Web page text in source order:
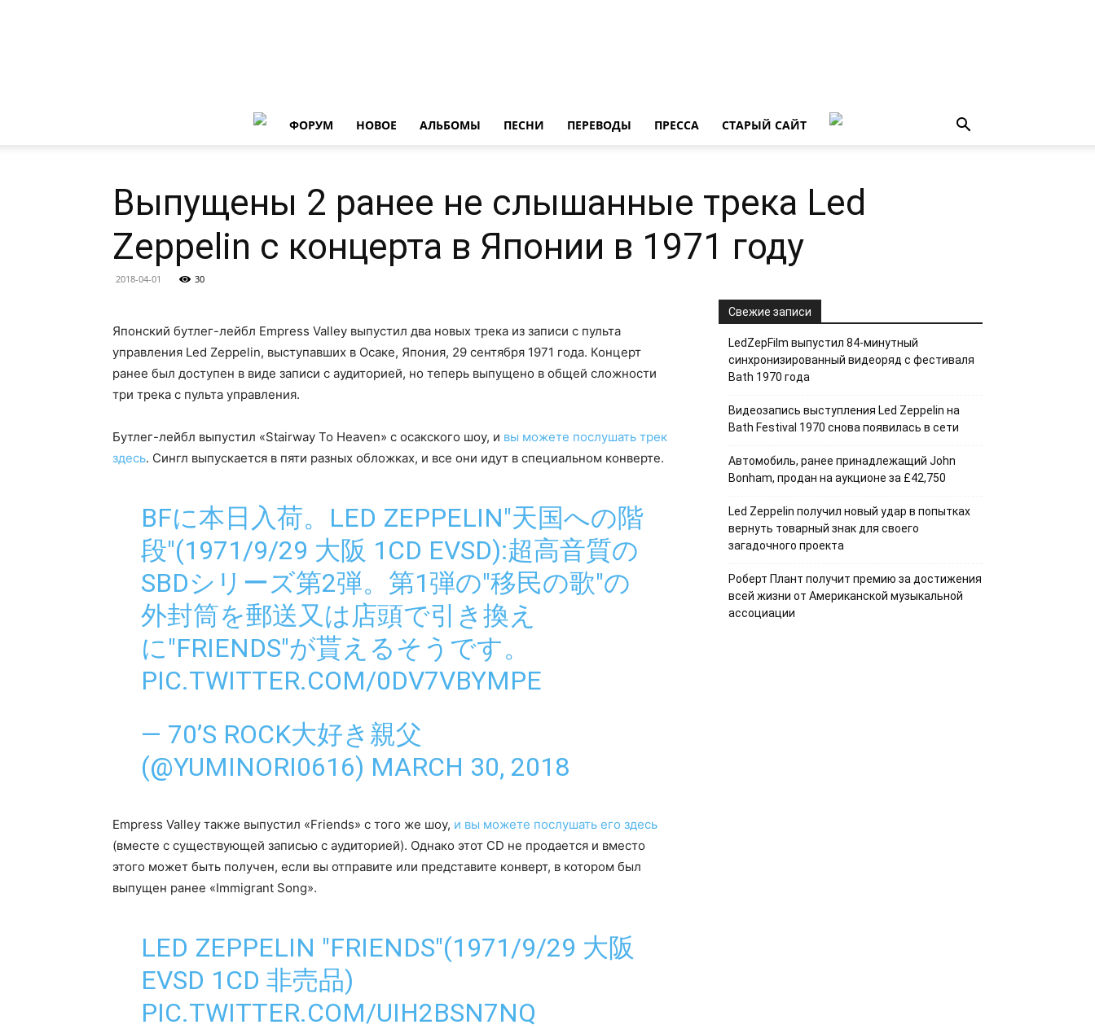
ФОРУМ НОВОE АЛЬБОМЫ ПЕСНИ ПЕРЕВОДЫ ПРЕССА СТАРЫЙ САЙТ
Выпущены 2 ранее не слышанные трека Led
Zeppelin с концерта в Японии в 1971 году
2018-04-01 30
Японский бутлег-лейбл Empress Valley выпустил два новых трека из записи с пульта
управления Led Zeppelin, выступавших в Осаке, Япония, 29 сентября 1971 года. Концерт
ранее был доступен в виде записи с аудиторией, но теперь выпущено в общей сложности
три трека с пульта управления.
Бутлег-лейбл выпустил «Stairway To Heaven» с осакского шоу, и вы можете послушать трек
здесь. Сингл выпускается в пяти разных обложках, и все они идут в специальном конверте.
BFに本日入荷。LED ZEPPELIN"天国への階
段"(1971/9/29 大阪 1CD EVSD):超高音質の
SBDシリーズ第2弾。第1弾の"移民の歌"の
外封筒を郵送又は店頭で引き換え
に"FRIENDS"が貰えるそうです。
PIC.TWITTER.COM/0DV7VBYMPE
— 70’S ROCK大好き親父
(@YUMINORI0616) MARCH 30, 2018
Empress Valley также выпустил «Friends» с того же шоу, и вы можете послушать его здесь
(вместе с существующей записью с аудиторией). Однако этот CD не продается и вместо
этого может быть получен, если вы отправите или представите конверт, в котором был
выпущен ранее «Immigrant Song».
LED ZEPPELIN "FRIENDS"(1971/9/29 大阪
EVSD 1CD 非売品)
PIC.TWITTER.COM/UIH2BSN7NQ
Свежие записи
LedZepFilm выпустил 84-минутный
синхронизированный видеоряд с фестиваля
Bath 1970 года
Видеозапись выступления Led Zeppelin на
Bath Festival 1970 снова появилась в сети
Автомобиль, ранее принадлежащий John
Bonham, продан на аукционе за £42,750
Led Zeppelin получил новый удар в попытках
вернуть товарный знак для своего
загадочного проекта
Роберт Плант получит премию за достижения
всей жизни от Американской музыкальной
ассоциации